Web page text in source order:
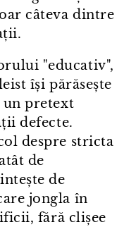
câteva dintre
"educativ",
își părăsește
pretext
defecte.
despre stricta
de
de
jongla în
fără clișee